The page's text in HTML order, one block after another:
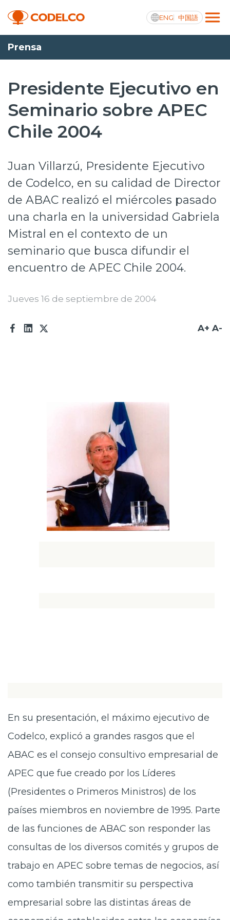
ENG 中国語
Transparencia activa
Nosotros
Operaciones
Sustentabilidad
Innovación
Inversionistas
Trabaja en Codelco
Proveedores
Prensa
Presidente Ejecutivo en
Seminario sobre APEC
Chile 2004
Juan Villarzú, Presidente Ejecutivo
de Codelco, en su calidad de Director
de ABAC realizó el miércoles pasado
una charla en la universidad Gabriela
Mistral en el contexto de un
seminario que busca difundir el
encuentro de APEC Chile 2004.
Jueves 16 de septiembre de 2004
A+ A-
En su presentación, el máximo ejecutivo de
Codelco, explicó a grandes rasgos que el
ABAC es el consejo consultivo empresarial de
APEC que fue creado por los Líderes
(Presidentes o Primeros Ministros) de los
países miembros en noviembre de 1995. Parte
de las funciones de ABAC son responder las
consultas de los diversos comités y grupos de
trabajo en APEC sobre temas de negocios, así
como también transmitir su perspectiva
empresarial sobre las distintas áreas de